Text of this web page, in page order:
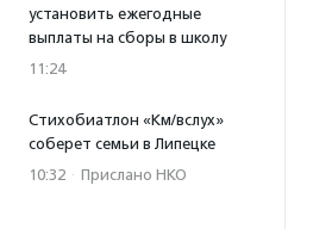
установить ежегодные
выплаты на сборы в школу
11:24
Стихобиатлон «Км/вслух»
соберет семьи в Липецке
10:32 · Прислано НКО